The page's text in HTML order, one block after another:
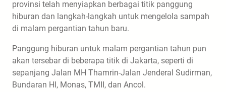
provinsi telah menyiapkan berbagai titik panggung
hiburan dan langkah-langkah untuk mengelola sampah
di malam pergantian tahun baru.
Panggung hiburan untuk malam pergantian tahun pun
akan tersebar di beberapa titik di Jakarta, seperti di
sepanjang Jalan MH Thamrin-Jalan Jenderal Sudirman,
Bundaran HI, Monas, TMII, dan Ancol.